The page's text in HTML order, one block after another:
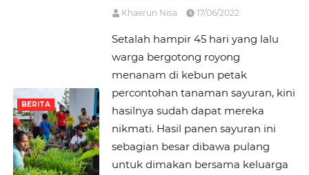
BERITA
Khaerun Nisa 17/06/2022
Setalah hampir 45 hari yang lalu
warga bergotong royong
menanam di kebun petak
percontohan tanaman sayuran, kini
hasilnya sudah dapat mereka
nikmati. Hasil panen sayuran ini
sebagian besar dibawa pulang
untuk dimakan bersama keluarga